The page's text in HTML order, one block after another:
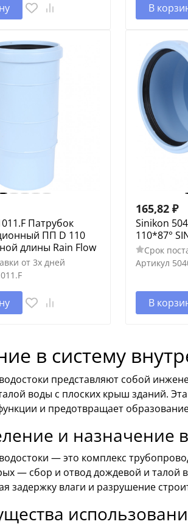
В
Патрубок
ПП D 110
длины Rain Flow
от 3х дней
165,82 ₽
Sinikon
110*87°
Срок
Артикул
В
в систему
представляют собой
воды с плоских крыш зданий.
и предотвращает
и назначение
— это комплекс
— сбор и отвод дождевой и талой
задержку влаги и разрушение